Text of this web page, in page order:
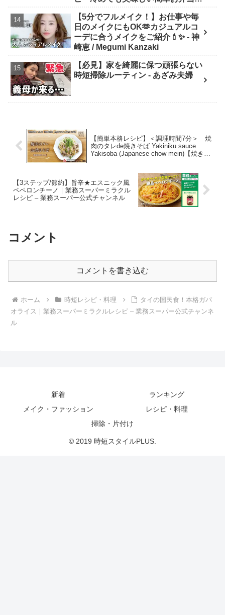
ちくわレシピ【bento】 - あさごは
んチャンネル
【5分でフルメイク！】お仕事や毎
日のメイクにもOK🫶カジュアルコ
ーデに合うメイクをご紹介💄✨ - 神
崎恵 / Megumi Kanzaki
【必見】家を綺麗に保つ頑張らない
時短掃除ルーティン - あざみ夫婦
【簡単本格レシピ】＜調理時間7分＞ 焼
肉のタレde焼きそば Yakiniku sauce
Yakisoba (Japanese chow mein)【焼き肉
【3ステップ/節約】旨辛★エスニック風
ペペロンチーノ｜業務スーパーミラクル
レシピ – 業務スーパー公式チャンネル
コメント
コメントを書き込む
ホーム 時短レシピ・料理
タイの国民食！本格ガパ
オライス｜業務スーパーミラクルレシピ – 業務スーパー公式チャンネ
ル
新着
ランキング
メイク・ファッション
レシピ・料理
掃除・片付け
© 2019 時短スタイルPLUS.